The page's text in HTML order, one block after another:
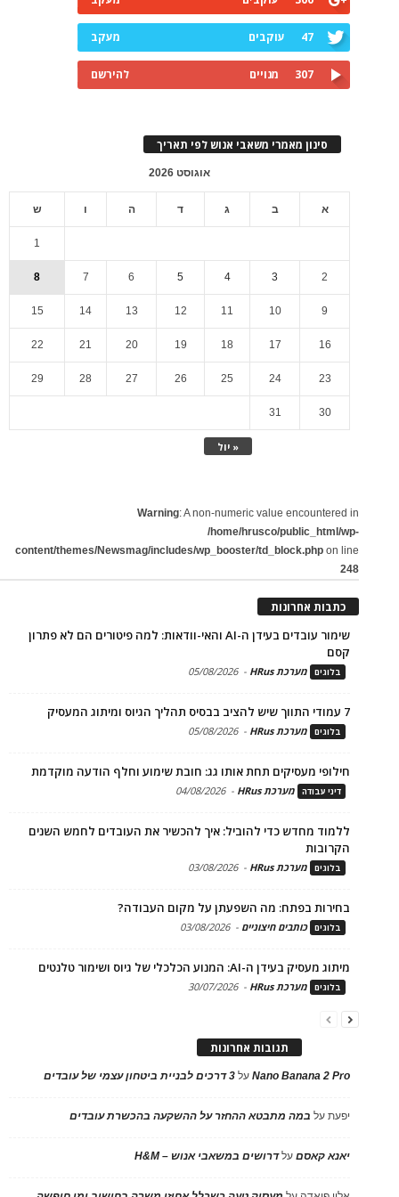
47 עוקבים מעקב
307 מנויים להירשם
סינון מאמרי משאבי אנוש לפי תאריך
אוגוסט 2026
א ב ג ד ה ו ש
« יול
1
2
3
4
5
6
7
8
9
10
11
12
13
14
15
16
17
18
19
20
21
22
23
24
25
26
27
28
29
30
31
Warning: A non-numeric value encountered in
/home/hrusco/public_html/wp-
content/themes/Newsmag/includes/wp_booster/td_block.php on line
248
כתבות אחרונות
שימור עובדים בעידן ה-AI והאי-וודאות: למה פיטורים הם לא פתרון
קסם
בלוגים מערכת HRus -
05/08/2026
7 עמודי התווך שיש להציב בבסיס תהליך הגיוס ומיתוג המעסיק
בלוגים מערכת HRus -
05/08/2026
חילופי מעסיקים תחת אותו גג: חובת שימוע וחלף הודעה מוקדמת
דיני עבודה מערכת HRus -
04/08/2026
ללמוד מחדש כדי להוביל: איך להכשיר את העובדים לחמש השנים
הקרובות
בלוגים מערכת HRus -
03/08/2026
בחירות בפתח: מה השפעתן על מקום העבודה?
בלוגים כותבים חיצוניים -
03/08/2026
מיתוג מעסיק בעידן ה-AI: המנוע הכלכלי של גיוס ושימור טלנטים
בלוגים מערכת HRus -
30/07/2026
תגובות אחרונות
Nano Banana 2 Proעל 3 דרכים לבניית ביטחון עצמי של עובדים
יפעתעל במה מתבטא ההחזר על ההשקעה בהכשרת עובדים
יאנא קאסםעלדרושים במשאבי אנוש – H&M